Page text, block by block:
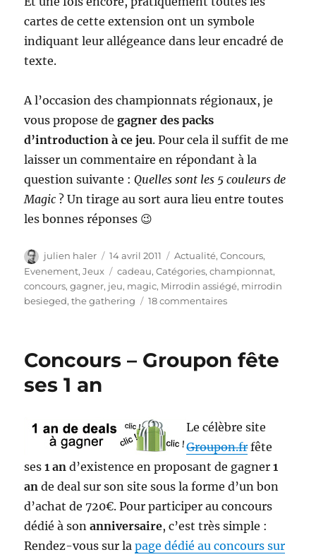
cartes de cette extension ont un symbole
indiquant leur allégeance dans leur encadré de
texte.
A l’occasion des championnats régionaux, je
vous propose de gagner des packs
d’introduction à ce jeu. Pour cela il suffit de me
laisser un commentaire en répondant à la
question suivante :Quelles sont les 5 couleurs de
Magic ? Un tirage au sort aura lieu entre toutes
les bonnes réponses 😉
Auteur
julien haler
Publié
le
14 avril 2011 Catégories
Actualité,Concours,
Evenement,Jeux Étiquettes
cadeau,Catégories,championnat,
concours,gagner, jeu, magic, Mirrodin assiégé, mirrodin
besieged,the gathering 18 commentairessur
–
Concours – Groupon fête
ses 1 an
Le célèbre site
Groupon.frfête
ses1 an d’existence en proposant de gagner1
an de deal sur son site sous la forme d’un bon
d’achat de 720€. Pour participer au concours
dédié à sonanniversaire, c’est très simple :
Rendez-vous sur lapage dédié au concours sur